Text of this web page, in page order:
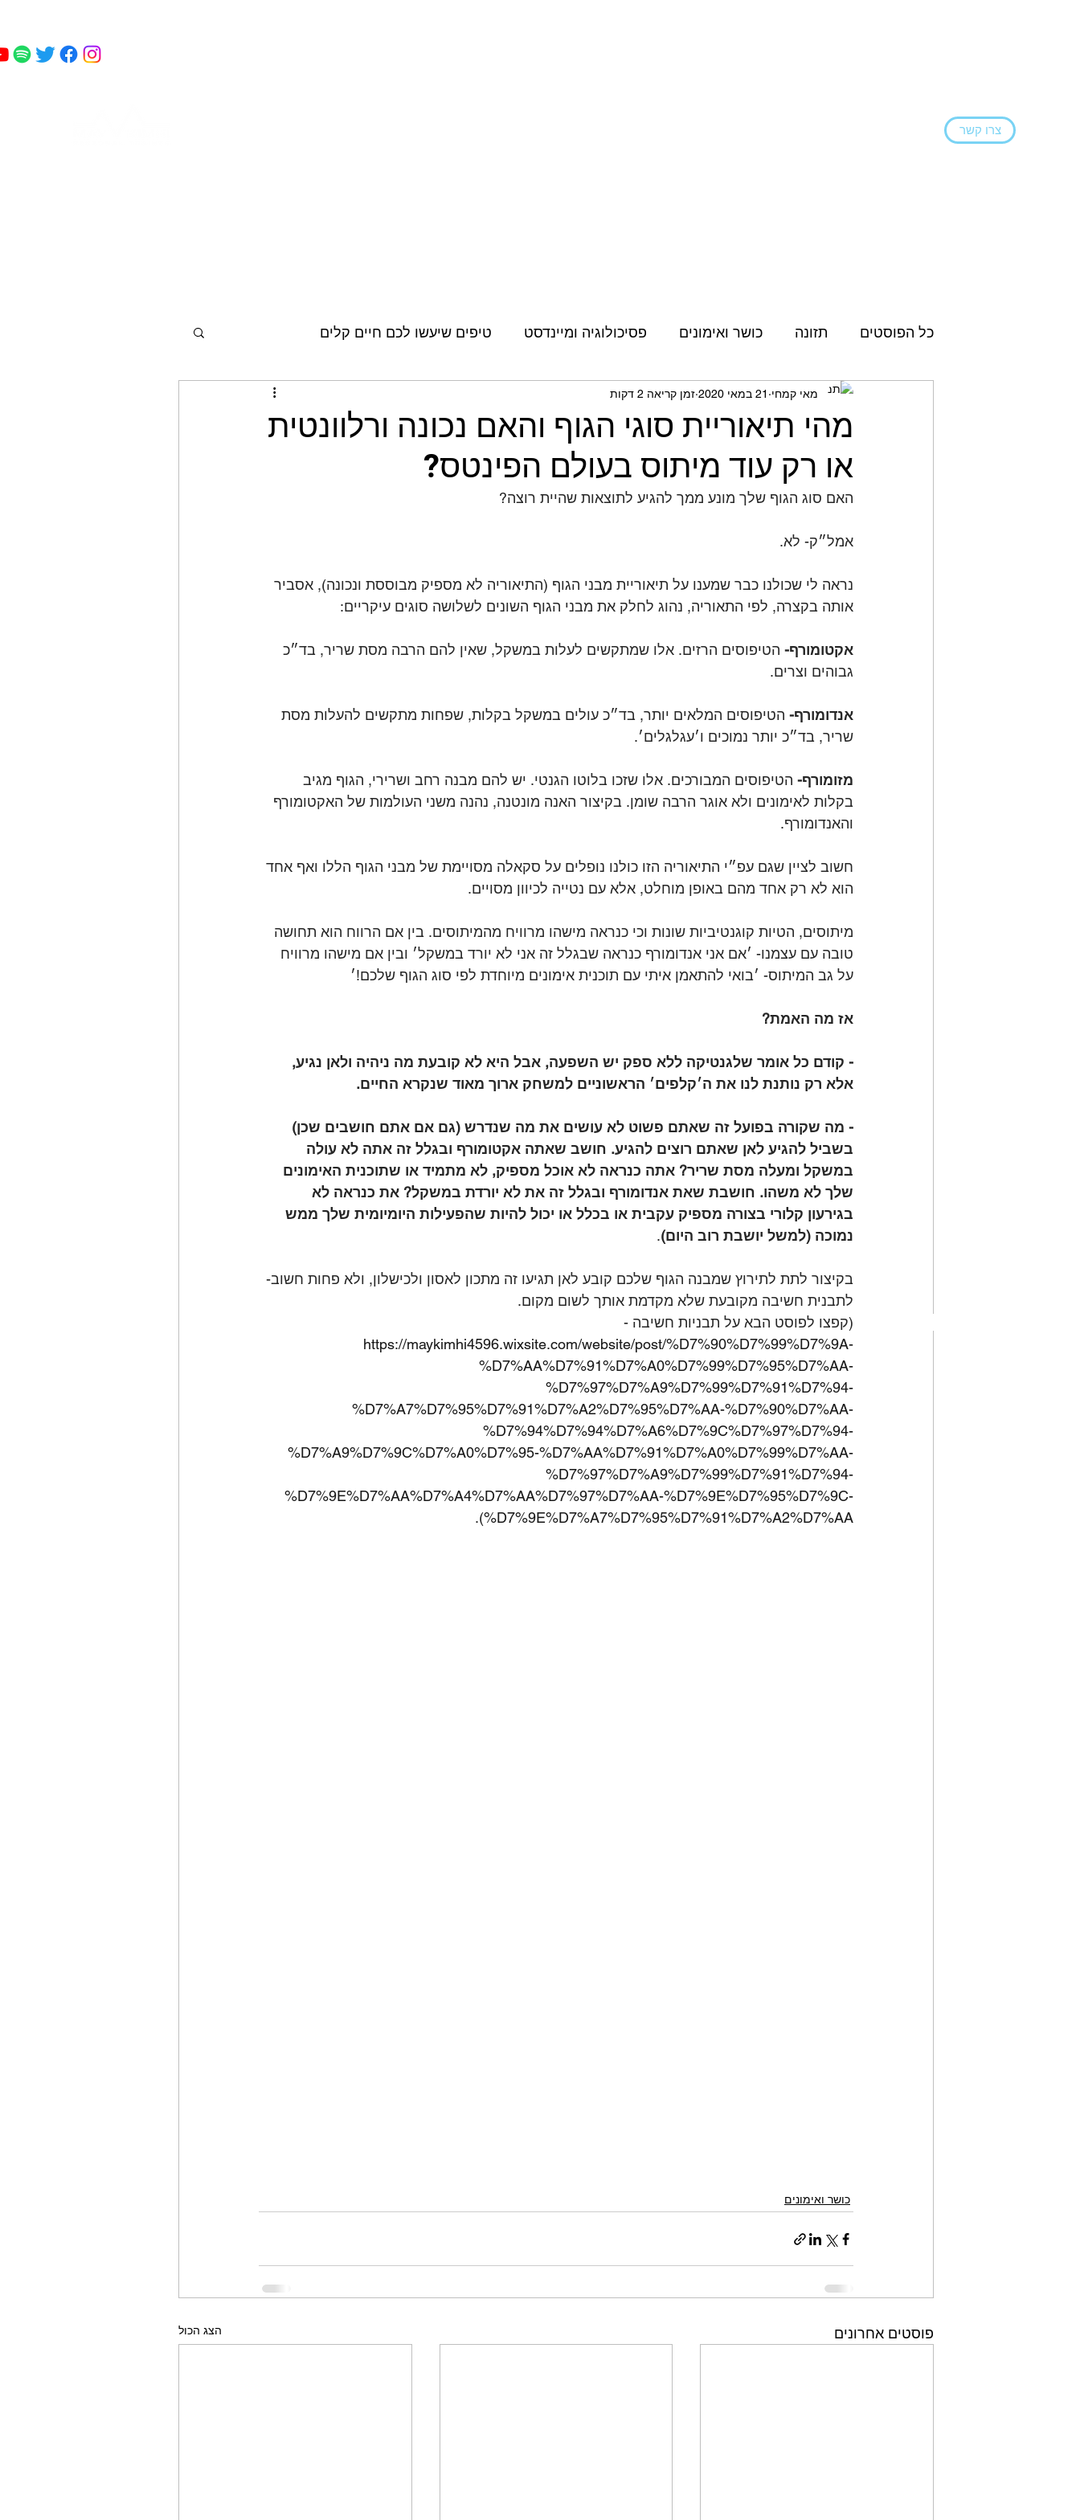
צרו קשר
כל הפוסטים תזונה כושר ואימונים פסיכולוגיה ומיינדסט טיפים שיעשו לכם חיים קלים
מאמני כושר חשיבה ביקורתית ומחקרים
מהי תיאוריית סוגי הגוף והאם נכונה ורלוונטית
או רק עוד מיתוס בעולם הפינטס?
מאי קמחי 21 במאי 2020 זמן קריאה 2 דקות
האם סוג הגוף שלך מונע ממך להגיע לתוצאות שהיית רוצה?
אמל״ק- לא.
נראה לי שכולנו כבר שמענו על תיאוריית מבני הגוף (התיאוריה לא מספיק מבוססת ונכונה), אסביר
אותה בקצרה, לפי התאוריה, נהוג לחלק את מבני הגוף השונים לשלושה סוגים עיקריים:
אקטומורף- הטיפוסים הרזים. אלו שמתקשים לעלות במשקל, שאין להם הרבה מסת שריר, בד״כ
גבוהים וצרים.
אנדומורף- הטיפוסים המלאים יותר, בד״כ עולים במשקל בקלות, שפחות מתקשים להעלות מסת
שריר, בד״כ יותר נמוכים ו׳עגלגלים׳.
מזומורף- הטיפוסים המבורכים. אלו שזכו בלוטו הגנטי. יש להם מבנה רחב ושרירי, הגוף מגיב
בקלות לאימונים ולא אוגר הרבה שומן. בקיצור האנה מונטנה, נהנה משני העולמות של האקטומורף
והאנדומורף.
חשוב לציין שגם עפ״י התיאוריה הזו כולנו נופלים על סקאלה מסויימת של מבני הגוף הללו ואף אחד
הוא לא רק אחד מהם באופן מוחלט, אלא עם נטייה לכיוון מסויים.
מיתוסים, הטיות קוגנטיביות שונות וכי כנראה מישהו מרוויח מהמיתוסים. בין אם הרווח הוא תחושה
טובה עם עצמנו- ׳אם אני אנדומורף כנראה שבגלל זה אני לא יורד במשקל׳ ובין אם מישהו מרוויח
על גב המיתוס- ׳בואי להתאמן איתי עם תוכנית אימונים מיוחדת לפי סוג הגוף שלכם!׳
אז מה האמת?
- קודם כל אומר שלגנטיקה ללא ספק יש השפעה, אבל היא לא קובעת מה ניהיה ולאן נגיע,
אלא רק נותנת לנו את ה׳קלפים׳ הראשוניים למשחק ארוך מאוד שנקרא החיים.
- מה שקורה בפועל זה שאתם פשוט לא עושים את מה שנדרש (גם אם אתם חושבים שכן)
בשביל להגיע לאן שאתם רוצים להגיע. חושב שאתה אקטומורף ובגלל זה אתה לא עולה
במשקל ומעלה מסת שריר? אתה כנראה לא אוכל מספיק, לא מתמיד או שתוכנית האימונים
שלך לא משהו. חושבת שאת אנדומורף ובגלל זה את לא יורדת במשקל? את כנראה לא
בגירעון קלורי בצורה מספיק עקבית או בכלל או יכול להיות שהפעילות היומיומית שלך ממש
נמוכה (למשל יושבת רוב היום).
בקיצור לתת לתירוץ שמבנה הגוף שלכם קובע לאן תגיעו זה מתכון לאסון ולכישלון, ולא פחות חשוב-
לתבנית חשיבה מקובעת שלא מקדמת אותך לשום מקום.
(קפצו לפוסט הבא על תבניות חשיבה -
https://maykimhi4596.wixsite.com/website/post/%D7%90%D7%99%D7%9A-
%D7%AA%D7%91%D7%A0%D7%99%D7%95%D7%AA-
%D7%97%D7%A9%D7%99%D7%91%D7%94-
%D7%A7%D7%95%D7%91%D7%A2%D7%95%D7%AA-%D7%90%D7%AA-
%D7%94%D7%94%D7%A6%D7%9C%D7%97%D7%94-
%D7%A9%D7%9C%D7%A0%D7%95-%D7%AA%D7%91%D7%A0%D7%99%D7%AA-
%D7%97%D7%A9%D7%99%D7%91%D7%94-
%D7%9E%D7%AA%D7%A4%D7%AA%D7%97%D7%AA-%D7%9E%D7%95%D7%9C-
%D7%9E%D7%A7%D7%95%D7%91%D7%A2%D7%AA
).
כושר ואימונים
פוסטים אחרונים הצג הכול